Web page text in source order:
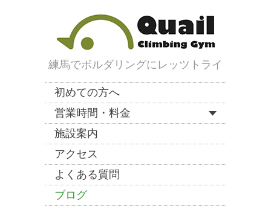
練馬でボルダリングにレッツトライ
初めての方へ
営業時間・料金
施設案内
アクセス
よくある質問
ブログ